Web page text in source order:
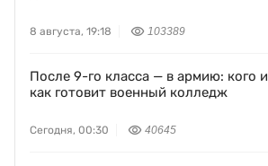
8 августа, 19:18 103389
После 9-го класса — в армию: кого и
как готовит военный колледж
Сегодня, 00:30 40645